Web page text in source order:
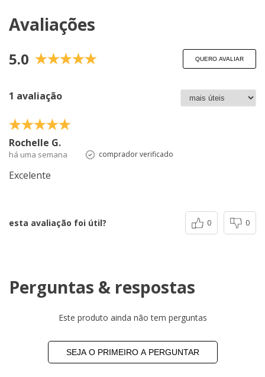
Avaliações
5.0 QUERO AVALIAR
1 avaliação
Rochelle G.
há uma semana comprador verificado
Excelente
esta avaliação foi útil? 0 0
Perguntas & respostas
Este produto ainda não tem perguntas
SEJA O PRIMEIRO A PERGUNTAR